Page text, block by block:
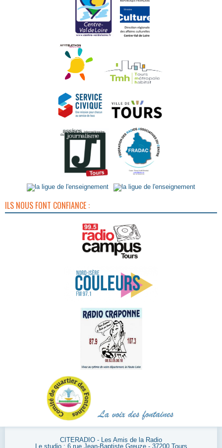
ILS NOUS FONT CONFIANCE :
CITERADIO - Les Amis de la Radio
Le studio : 6 rue Jean-Baptiste Greuze - 37200 Tours